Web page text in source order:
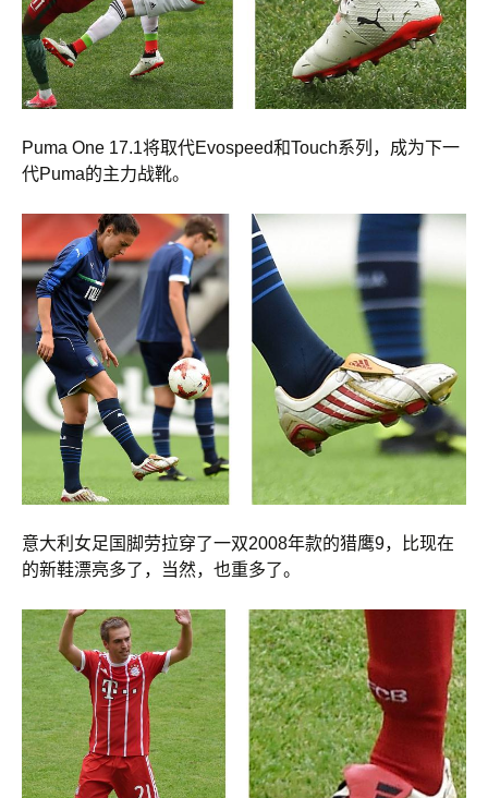
Puma One 17.1将取代Evospeed和Touch系列，成为下一
代Puma的主力战靴。
意大利女足国脚劳拉穿了一双2008年款的猎鹰9，比现在
的新鞋漂亮多了，当然，也重多了。